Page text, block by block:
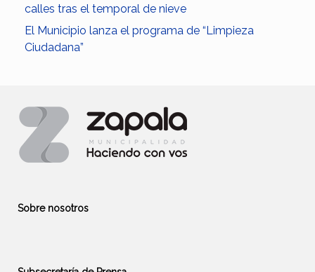
calles tras el temporal de nieve
El Municipio lanza el programa de “Limpieza
Ciudadana”
Sobre nosotros